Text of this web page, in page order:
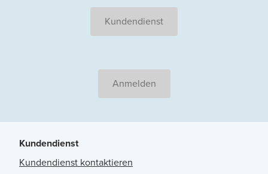
Kundendienst
Anmelden
Kundendienst
Kundendienst kontaktieren